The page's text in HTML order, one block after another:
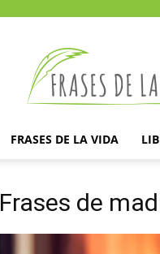
la
vida
FRASES DE LA VIDA
Frases de